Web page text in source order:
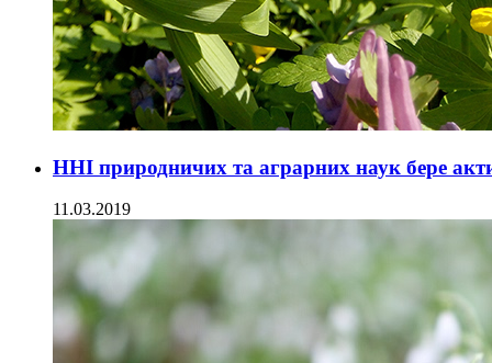
ННІ природничих та аграрних наук бере
11.03.2019